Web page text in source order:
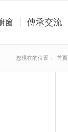
窗 傳承交流
您現在的位置： 首頁